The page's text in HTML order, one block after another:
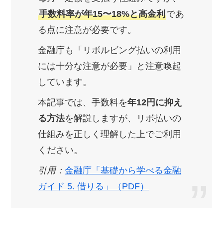
手数料率が年15〜18%と高金利であ
る点に注意が必要です。
金融庁も「リボルビング払いの利用
には十分な注意が必要」と注意喚起
しています。
本記事では、手数料を年12円に抑え
る方法を解説しますが、リボ払いの
仕組みを正しく理解した上でご利用
ください。
引用：金融庁「基礎から学べる金融
ガイド 5. 借りる」（PDF）